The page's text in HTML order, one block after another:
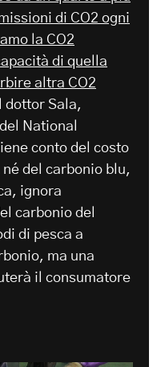
di CO2 ogni
la CO2
di quella
altra CO2
dottor Sala,
National
conto del costo
del carbonio blu,
ignora
carbonio del
di pesca a
ma una
il consumatore